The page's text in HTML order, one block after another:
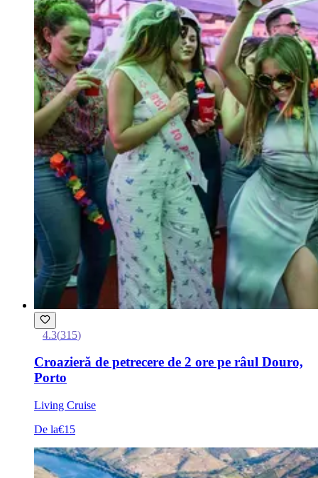
4.3(315)
Croazieră de petrecere de 2 ore pe râul Douro,
Porto
Living Cruise
De la€15